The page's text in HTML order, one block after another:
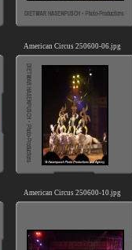
American Circus 250600-06.jpg
American Circus 250600-10.jpg